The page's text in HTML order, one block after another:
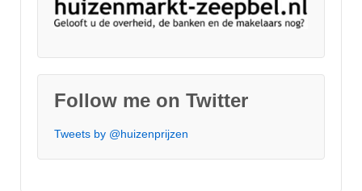
Follow me on Twitter
Tweets by @huizenprijzen